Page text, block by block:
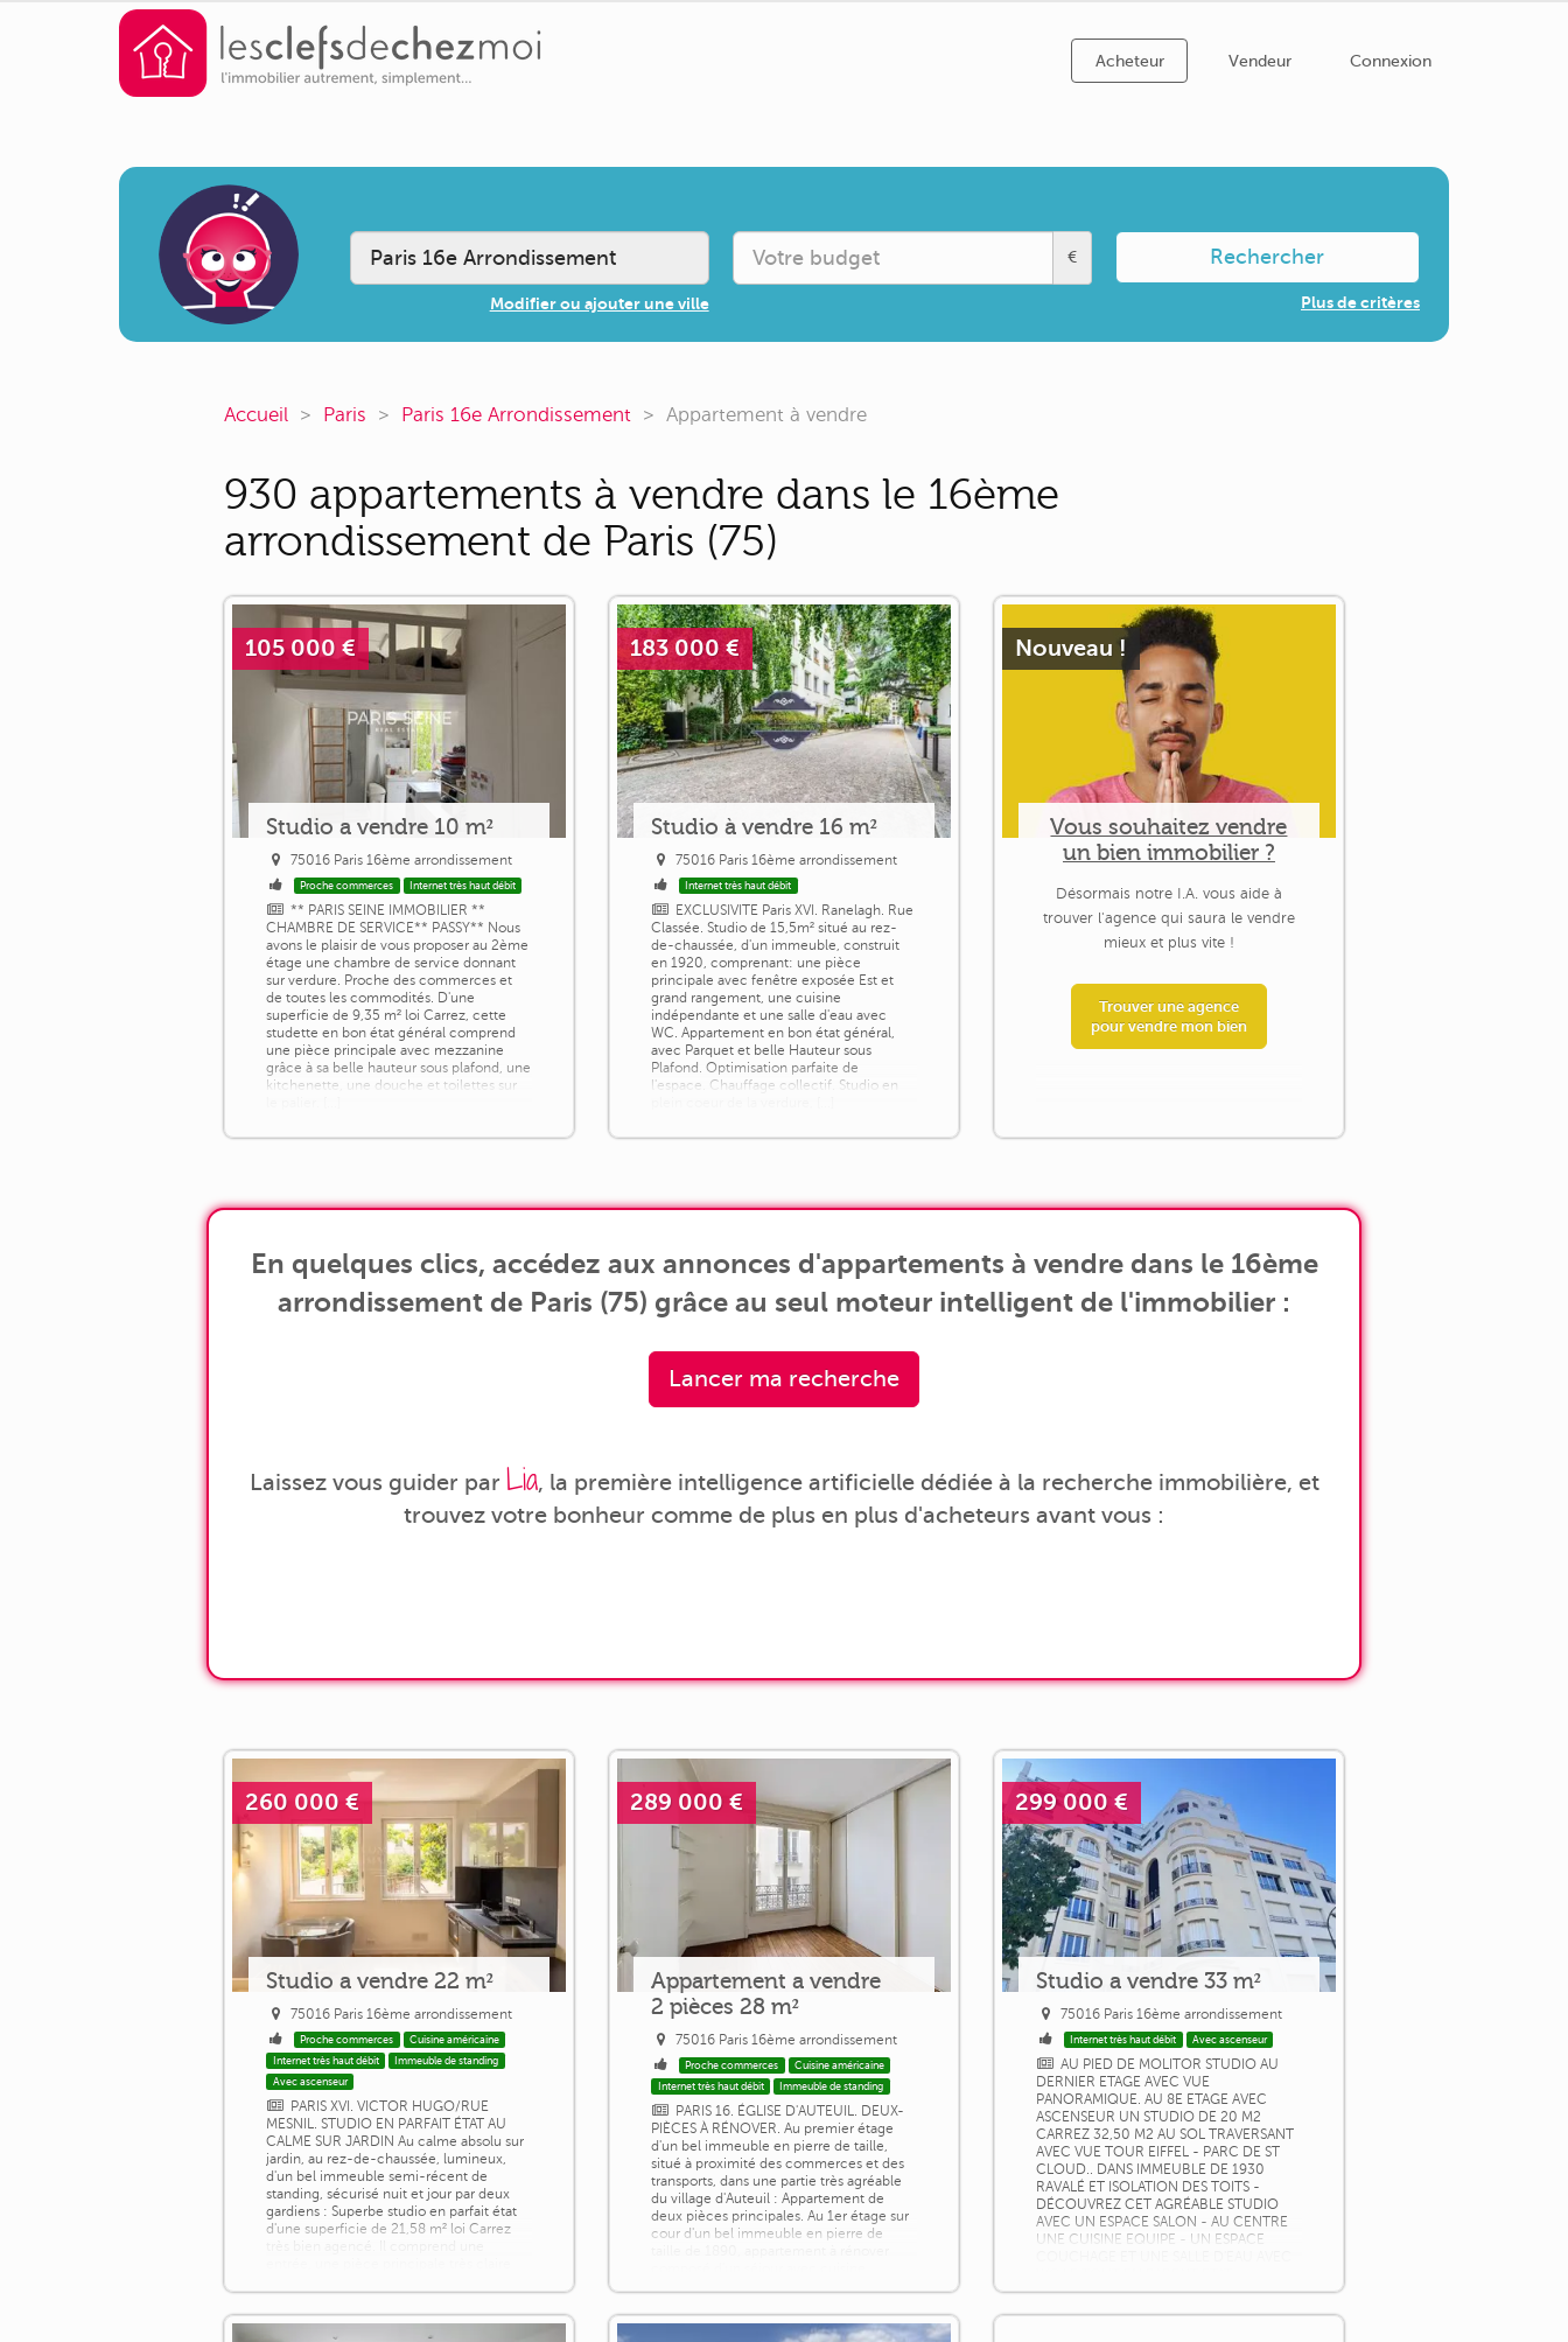
Acheteur Vendeur Connexion
Modifier ou ajouter une ville
€ Rechercher
Plus de critères
Accueil Paris Paris 16e Arrondissement Appartement à vendre
930 appartements à vendre dans le 16ème
arrondissement de Paris (75)
105 000 €
Studio a vendre 10 m²
75016 Paris 16ème arrondissement
Proche commerces Internet très haut débit
** PARIS SEINE IMMOBILIER **
CHAMBRE DE SERVICE** PASSY** Nous
avons le plaisir de vous proposer au 2ème
étage une chambre de service donnant
sur verdure. Proche des commerces et
de toutes les commodités. D'une
superficie de 9,35 m² loi Carrez, cette
studette en bon état général comprend
une pièce principale avec mezzanine
grâce à sa belle hauteur sous plafond, une
kitchenette, une douche et toilettes sur
183 000 €
Studio à vendre 16 m²
75016 Paris 16ème arrondissement
Internet très haut débit
EXCLUSIVITE Paris XVI. Ranelagh. Rue
Classée. Studio de 15,5m² situé au rez-
de-chaussée, d'un immeuble, construit
en 1920, comprenant: une pièce
principale avec fenêtre exposée Est et
grand rangement, une cuisine
indépendante et une salle d'eau avec
WC. Appartement en bon état général,
avec Parquet et belle Hauteur sous
Plafond. Optimisation parfaite de
l'espace. Chauffage collectif. Studio en
Nouveau !
Vous souhaitez vendre
un bien immobilier ?
Désormais notre I.A. vous aide à
trouver l'agence qui saura le vendre
mieux et plus vite !
Trouver une agence
pour vendre mon bien
En quelques clics, accédez aux annonces d'appartements à vendre dans le 16ème
arrondissement de Paris (75) grâce au seul moteur intelligent de l'immobilier :
Lancer ma recherche
Laissez vous guider par Lia, la première intelligence artificielle dédiée à la recherche immobilière, et
trouvez votre bonheur comme de plus en plus d'acheteurs avant vous :
260 000 €
Studio a vendre 22 m²
75016 Paris 16ème arrondissement
Proche commerces
Cuisine américaine
Internet très haut débit
Immeuble de standing
Avec ascenseur
PARIS XVI. VICTOR HUGO/RUE
MESNIL. STUDIO EN PARFAIT ÉTAT AU
CALME SUR JARDIN Au calme absolu sur
jardin, au rez-de-chaussée, lumineux,
d'un bel immeuble semi-récent de
standing, sécurisé nuit et jour par deux
gardiens : Superbe studio en parfait état
d'une superficie de 21,58 m² loi Carrez
ouverte [...]
289 000 €
Appartement a vendre
2 pièces 28 m²
75016 Paris 16ème arrondissement
Proche commerces
Cuisine américaine
Internet très haut débit
Immeuble de standing
PARIS 16. ÉGLISE D'AUTEUIL. DEUX-
PIÈCES À RÉNOVER. Au premier étage
d'un bel immeuble en pierre de taille,
situé à proximité des commerces et des
transports, dans une partie très agréable
du village d'Auteuil : Appartement de
deux pièces principales. Au 1er étage sur
cour d'un bel immeuble en pierre de
299 000 €
Studio a vendre 33 m²
75016 Paris 16ème arrondissement
Internet très haut débit Avec ascenseur
AU PIED DE MOLITOR STUDIO AU
DERNIER ETAGE AVEC VUE
PANORAMIQUE. AU 8E ETAGE AVEC
ASCENSEUR UN STUDIO DE 20 M2
CARREZ 32,50 M2 AU SOL TRAVERSANT
AVEC VUE TOUR EIFFEL - PARC DE ST
CLOUD.. DANS IMMEUBLE DE 1930
RAVALÉ ET ISOLATION DES TOITS -
DÉCOUVREZ CET AGRÉABLE STUDIO
AVEC UN ESPACE SALON - AU CENTRE
UNE CUISINE EQUIPE - UN ESPACE
CHAUFFAGE - EAU CHAUDE - [...]